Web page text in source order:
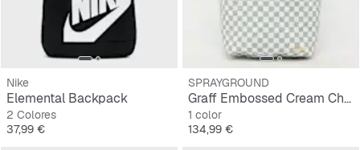
Nike
Elemental Backpack
2 Colores
Precio
37,99 €
SPRAYGROUND
Graff Embossed Cream Check Backpack
1 color
Precio
134,99 €